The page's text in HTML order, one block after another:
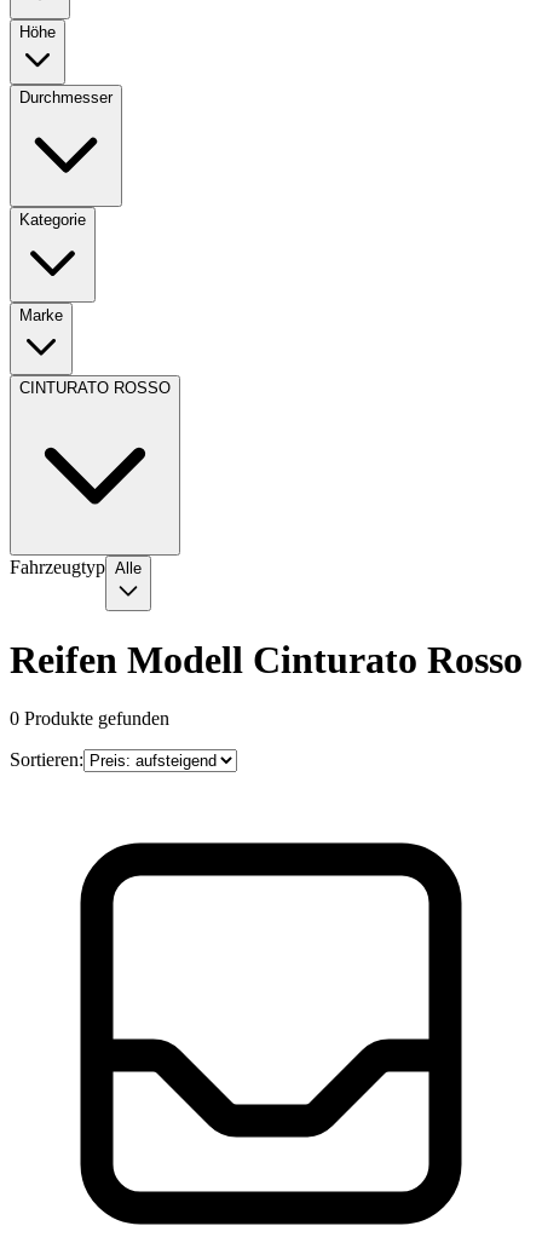
Höhe
Durchmesser
Kategorie
Marke
CINTURATO ROSSO
Fahrzeugtyp Alle
Reifen Modell Cinturato Rosso
0 Produkte gefunden
Sortieren: